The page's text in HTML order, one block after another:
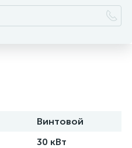
Винтовой
30 кВт